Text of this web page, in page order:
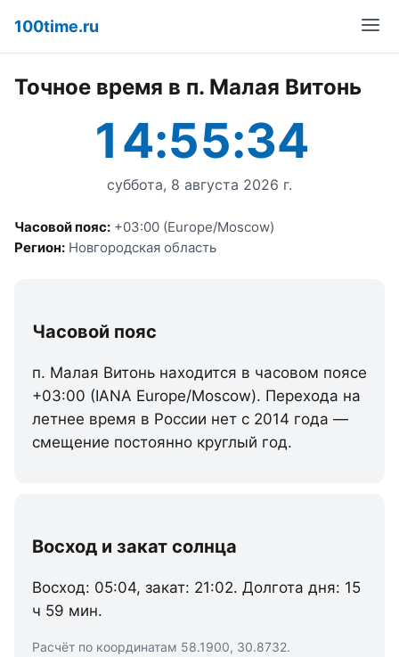
100time.ru
Точное время в п. Малая Витонь
14:55:34
суббота, 8 августа 2026 г.
Часовой пояс: +03:00 (Europe/Moscow)
Регион: Новгородская область
Часовой пояс
п. Малая Витонь находится в часовом поясе
+03:00 (IANA Europe/Moscow). Перехода на
летнее время в России нет с 2014 года —
смещение постоянно круглый год.
Восход и закат солнца
Восход: 05:04, закат: 21:02. Долгота дня: 15
ч 59 мин.
Расчёт по координатам 58.1900, 30.8732.